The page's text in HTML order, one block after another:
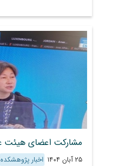
۲۵ آبان ۱۴۰۴ اخبار پژوهشکده